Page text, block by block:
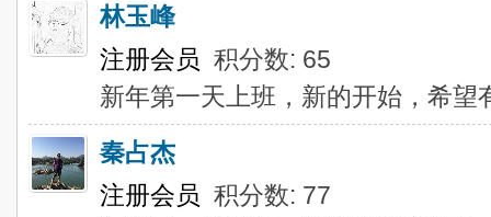
林玉峰
注册会员 积分数: 65
新年第一天上班，新的开始，希望
秦占杰
注册会员 积分数: 77